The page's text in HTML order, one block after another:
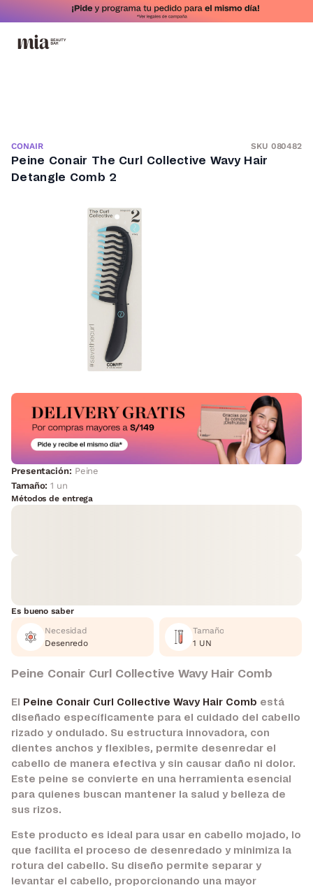
CONAIR SKU 080482
Peine Conair The Curl Collective Wavy Hair
Detangle Comb 2
Presentación: Peine
Tamaño:1 un
Métodos de entrega
Es bueno saber
Necesidad
Desenredo
Tamaño
1 UN
Peine Conair Curl Collective Wavy Hair Comb
El Peine Conair Curl Collective Wavy Hair Comb está
diseñado específicamente para el cuidado del cabello
rizado y ondulado. Su estructura innovadora, con
dientes anchos y flexibles, permite desenredar el
cabello de manera efectiva y sin causar daño ni dolor.
Este peine se convierte en una herramienta esencial
para quienes buscan mantener la salud y belleza de
sus rizos.
Este producto es ideal para usar en cabello mojado, lo
que facilita el proceso de desenredado y minimiza la
rotura del cabello. Su diseño permite separar y
levantar el cabello, proporcionando una mayor